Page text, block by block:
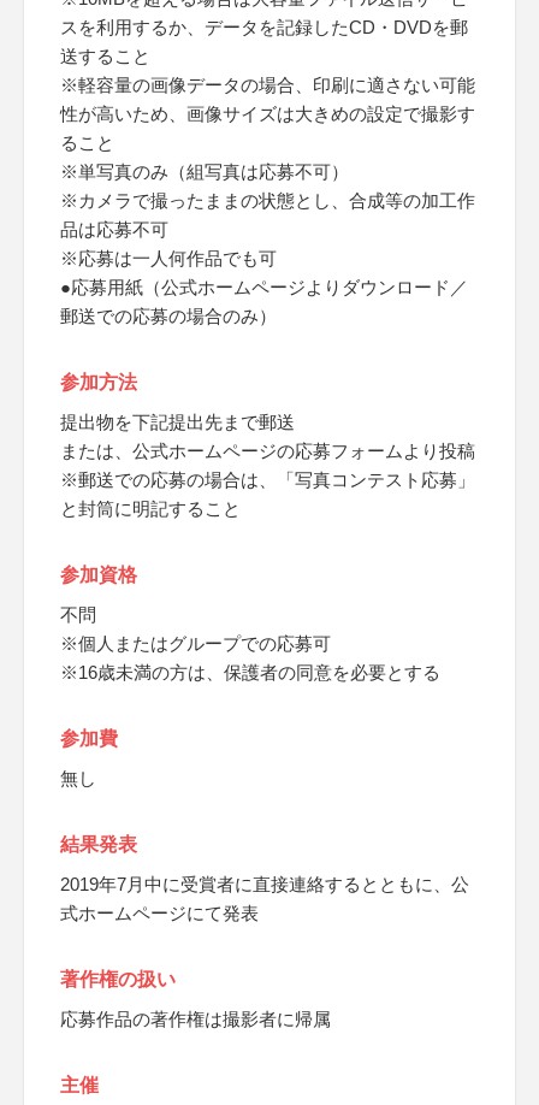
スを利用するか、データを記録したCD・DVDを郵
送すること
※軽容量の画像データの場合、印刷に適さない可能
性が高いため、画像サイズは大きめの設定で撮影す
ること
※単写真のみ（組写真は応募不可）
※カメラで撮ったままの状態とし、合成等の加工作
品は応募不可
※応募は一人何作品でも可
●応募用紙（公式ホームページよりダウンロード／
郵送での応募の場合のみ）
参加方法
提出物を下記提出先まで郵送
または、公式ホームページの応募フォームより投稿
※郵送での応募の場合は、「写真コンテスト応募」
と封筒に明記すること
参加資格
不問
※個人またはグループでの応募可
※16歳未満の方は、保護者の同意を必要とする
参加費
無し
結果発表
2019年7月中に受賞者に直接連絡するとともに、公
式ホームページにて発表
著作権の扱い
応募作品の著作権は撮影者に帰属
主催